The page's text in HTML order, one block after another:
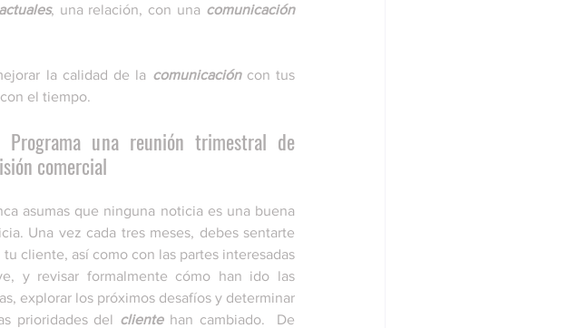
, una relación, con una comunicación
la calidad de la comunicación
el tiempo.
una reunión trimestral de
comercial
asumas que ninguna noticia es una buena
Una vez cada tres meses, debes sentarte
tu cliente, así como con las partes interesadas
y revisar formalmente cómo han ido las
explorar los próximos desafíos y determinar
prioridades del cliente han cambiado.  De